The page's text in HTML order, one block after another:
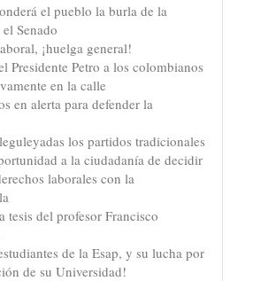
el pueblo la burla de la
Senado
¡huelga general!
Presidente Petro a los colombianos
en la calle
en alerta para defender la
los partidos tradicionales
a la ciudadanía de decidir
laborales con la
tesis del profesor Francisco
de la Esap, y su lucha por
de su Universidad!